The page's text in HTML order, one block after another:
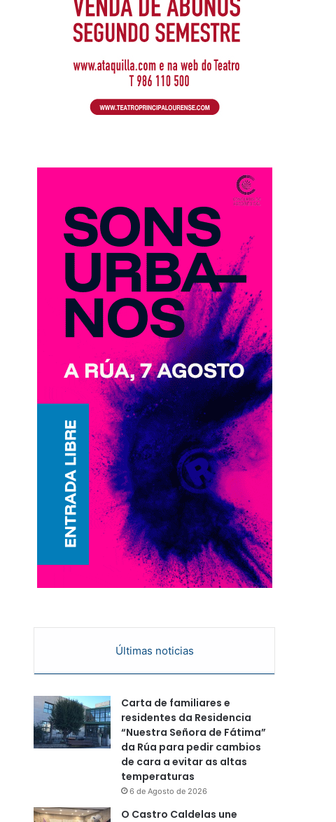
Últimas noticias
Carta de familiares e
residentes da Residencia
“Nuestra Señora de Fátima”
da Rúa para pedir cambios
de cara a evitar as altas
temperaturas
6 de Agosto de 2026
O Castro Caldelas une